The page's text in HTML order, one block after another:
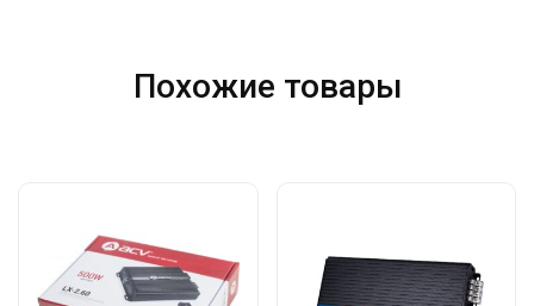
Похожие товары